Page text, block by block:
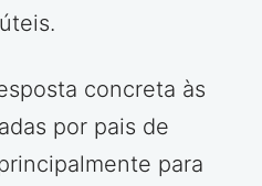
concreta às
por pais de
para